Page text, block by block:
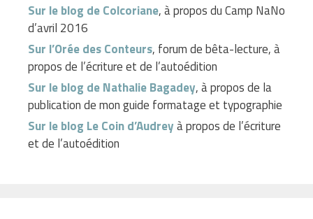
Sur le blog de Colcoriane, à propos du Camp NaNo
d’avril 2016
Sur l’Orée des Conteurs, forum de bêta-lecture, à
propos de l’écriture et de l’autoédition
Sur le blog de Nathalie Bagadey, à propos de la
publication de mon guide formatage et typographie
Sur le blog Le Coin d’Audreyà propos de l’écriture
et de l’autoédition